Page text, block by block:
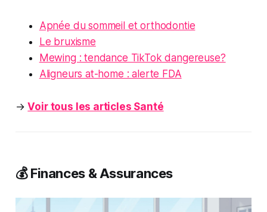
Apnée du sommeil et orthodontie
Le bruxisme
Mewing : tendance TikTok dangereuse?
Aligneurs at-home : alerte FDA
→Voir tous les articles Santé
💰 Finances & Assurances